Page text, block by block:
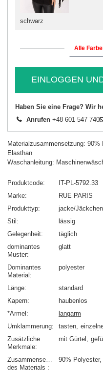
schwarz
Alle
EINLOGGEN
Haben Sie eine Frage? Wir
Anrufen +48 601 547 740
Materialzusammensetzung: 90%
Elasthan
Waschanleitung:
Produktcode
IT-PL-5792.33
Marke
RUE PARIS
Produkttyp
jacke/Jäckchen
Stil
lässig
Gelegenheit
täglich
dominantes
Muster
glatt
Dominantes
Material
polyester
Länge
standard
Kapern
haubenlos
*Ärmel
langarm
Umklammerung
tasten
Zusätzliche
Merkmale
mit Gürtel
Zusammensetzung
des Materials
90% Polyester